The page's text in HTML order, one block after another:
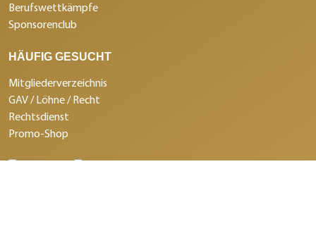
Berufswettkämpfe
Sponsorenclub
HÄUFIG GESUCHT
Mitgliederverzeichnis
GAV / Löhne / Recht
Rechtsdienst
Promo-Shop